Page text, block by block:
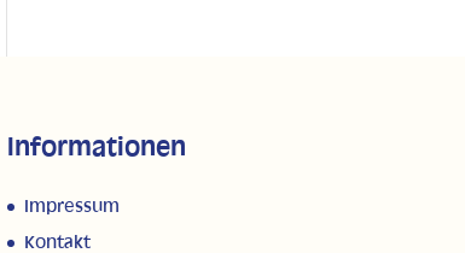
Informationen
Impressum
Kontakt